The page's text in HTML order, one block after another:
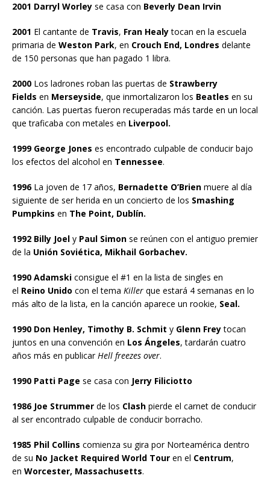
2001 Darryl Worley se casa con Beverly Dean Irvin
2001 El cantante de Travis, Fran Healytocan en la escuela
primaria de Weston Park, en Crouch End, Londres delante
de 150 personas que han pagado 1 libra.
2000 Los ladrones roban las puertas de Strawberry
Fields en Merseyside, que inmortalizaron los Beatles en su
canción. Las puertas fueron recuperadas más tarde en un local
que traficaba con metales en Liverpool.
1999 George Jones es encontrado culpable de conducir bajo
los efectos del alcohol en Tennessee.
1996La joven de 17 años, Bernadette O’Brien muere al día
siguiente de ser herida en un concierto de los Smashing
Pumpkins en The Point, Dublín.
1992 Billy Joel y Paul Simon se reúnen con el antiguo premier
de la Unión Soviética, Mikhail Gorbachev.
1990 Adamski consigue el #1 en la lista de singles en
el Reino Unido con el tema Killer que estará 4 semanas en lo
más alto de la lista, en la canción aparece un rookie, Seal.
1990 Don Henley, Timothy B. Schmit y Glenn Freytocan
juntos en una convención en Los Ángeles, tardarán cuatro
años más en publicarHell freezes over.
1990 Patti Page se casa con Jerry Filiciotto
1986 Joe Strummer de los Clash pierde el carnet de conducir
al ser encontrado culpable de conducir borracho.
1985 Phil Collins comienza su gira por Norteamérica dentro
de su No Jacket Required World Tour en el Centrum,
en Worcester, Massachusetts.